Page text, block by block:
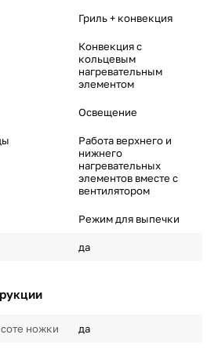
Гриль + конвекция
Конвекция с
кольцевым
нагревательным
элементом
Освещение
Работа верхнего и
нижнего
нагревательных
элементов вместе с
вентилятором
Режим для выпечки
да
ножки да